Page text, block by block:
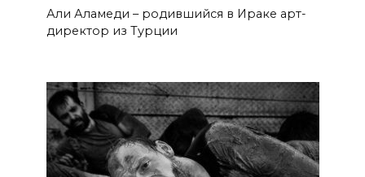
Али Аламеди – родившийся в Ираке арт-
директор из Турции